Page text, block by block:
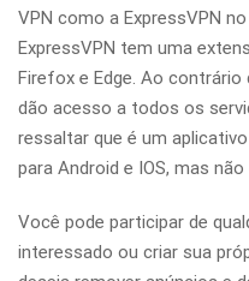
VPN como a ExpressVPN
ExpressVPN tem uma
Firefox e Edge. Ao
dão acesso a todos os
ressaltar que é um
para Android e IOS, mas
Você pode participar de
interessado ou criar sua